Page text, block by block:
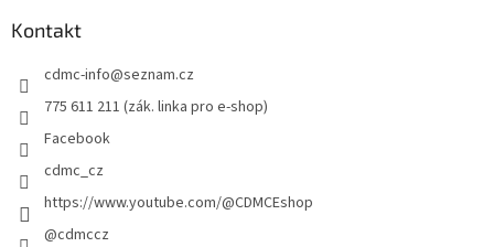
Kontakt
cdmc-info@seznam.cz
775 611 211 (zák. linka pro e-shop)
Facebook
cdmc_cz
https://www.youtube.com/@CDMCEshop
@cdmccz